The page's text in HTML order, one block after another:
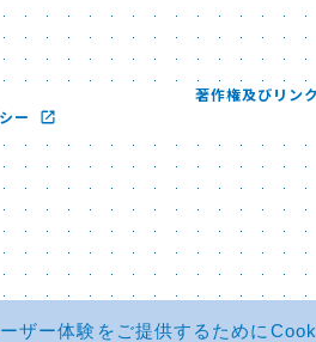
著作権及びリン
ー
ザー体験をご提供するために